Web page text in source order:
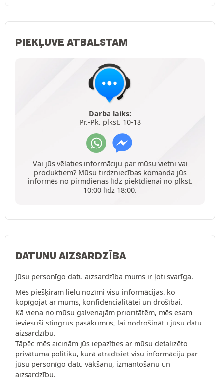
PIEKĻUVE ATBALSTAM
Darba laiks:
Pr.-Pk. plkst. 10-18
Vai jūs vēlaties informāciju par mūsu vietni vai
produktiem? Mūsu tirdzniecības komanda jūs
informēs no pirmdienas līdz piektdienai no plkst.
10:00 līdz 18:00.
DATUNU AIZSARDZĪBA
Jūsu personīgo datu aizsardzība mums ir ļoti svarīga.
Mēs piešķiram lielu nozīmi visu informācijas, ko
kopīgojat ar mums, konfidencialitātei un drošībai.
Kā viena no mūsu galvenajām prioritātēm, mēs esam
ieviesuši stingrus pasākumus, lai nodrošinātu jūsu datu
aizsardzību.
Tāpēc mēs aicinām jūs iepazīties ar mūsu detalizēto
privātuma politiku, kurā atradīsiet visu informāciju par
jūsu personīgo datu vākšanu, izmantošanu un
aizsardzību.